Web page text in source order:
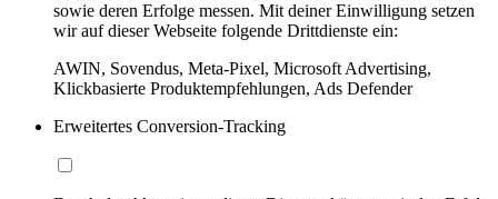
sowie deren Erfolge messen. Mit deiner Einwilligung setzen
wir auf dieser Webseite folgende Drittdienste ein:
AWIN, Sovendus, Meta-Pixel, Microsoft Advertising,
Klickbasierte Produktempfehlungen, Ads Defender
Erweitertes Conversion-Tracking